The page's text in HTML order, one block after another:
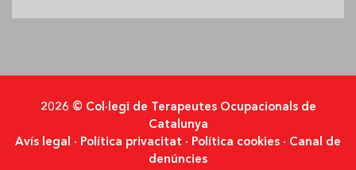
2026 © Col·legi de Terapeutes Ocupacionals de
Catalunya
Avís legal · Política privacitat · Política cookies · Canal de
denúncies